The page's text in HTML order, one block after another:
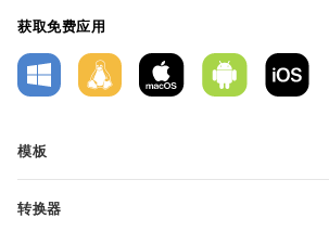
获取免费应用
模板
文本文档模板
转换器